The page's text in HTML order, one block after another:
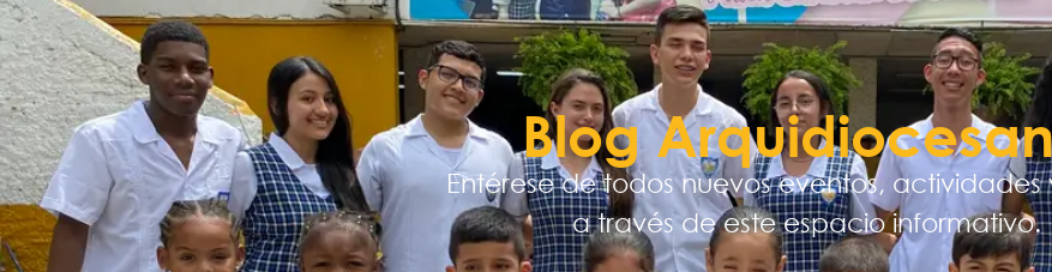
Blog
Entérese de todos nuevos eventos, actividades
a través de este espacio informativo.